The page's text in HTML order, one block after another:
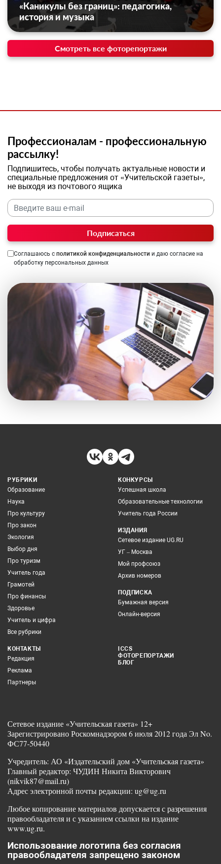
«Каникулы без границ»: педагогика,
история и музыка
Смотреть все фоторепортажи
Профессионалам - профессиональную
рассылку!
Подпишитесь, чтобы получать актуальные новости и
специальные предложения от «Учительской газеты»,
не выходя из почтового ящика
Подписаться
Соглашаюсь с политикой конфиденциальности и даю согласие на
обработку персональных данных
РУБРИКИ
Образование
Наука
Про культуру
Про закон
Экология
Выбор дня
Про туризм
Учитель года
Грамотей
Про финансы
Здоровье
Учитель и цифра
Все рубрики
КОНКУРСЫ
Успешная школа
Образовательные технологии
Учитель года России
ИЗДАНИЯ
Сетевое издание UG.RU
УГ – Москва
Мой профсоюз
Архив номеров
ПОДПИСКА
Бумажная версия
Онлайн-версия
КОНТАКТЫ
Редакция
Реклама
Партнеры
ICCS
ФОТОРЕПОРТАЖИ
БЛОГ
Сетевое издание «Учительская газета» 12+
Зарегистрировано Роскомнадзором 6 июля 2012 года Эл No.
ФС77-50440
Учредитель: АО «Издательский дом «Учительская газета»
Главный редактор: ЧУДИН Никита Викторович
(nikvik87@mail.ru)
Адрес электронной почты редакции: ug@ug.ru
Любое копирование материалов допускается с разрешения
правообладателя и с указанием ссылки на издание
www.ug.ru.
Использование логотипа без согласия
правообладателя запрещено законом